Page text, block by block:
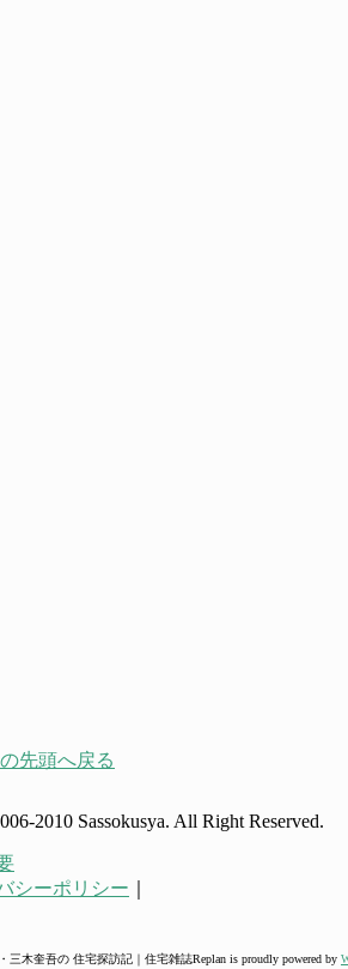
先頭へ戻る
2010 Sassokusya. All Right Reserved.
シーポリシー
三木奎吾の 住宅探訪記｜住宅雑誌Replan is proudly powered by